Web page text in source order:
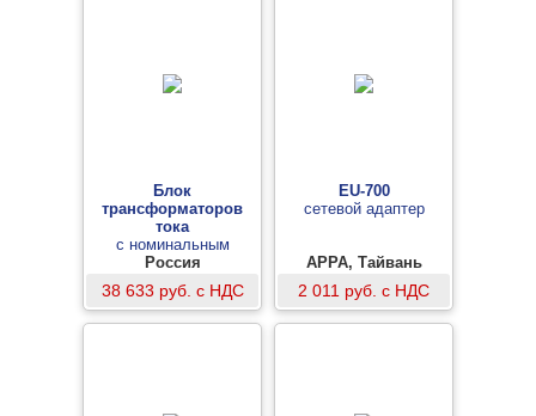
Блок
трансформаторов
тока
с номинальным
входным током 50А
Россия
38 633 руб. с НДС
EU-700
сетевой адаптер
APPA, Тайвань
2 011 руб. с НДС